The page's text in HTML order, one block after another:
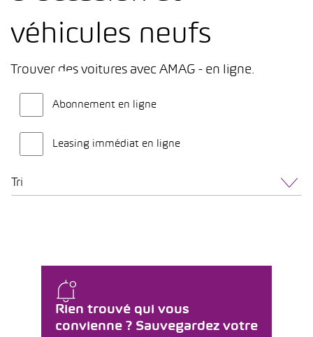
véhicules neufs
Trouver des voitures avec AMAG - en ligne.
Abonnement en ligne
Leasing immédiat en ligne
Tri
Rien trouvé qui vous
convienne ? Sauvegardez votre